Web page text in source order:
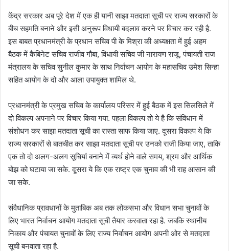
केंद्र सरकार अब पूरे देश में एक ही यानी साझा मतदाता सूची पर राज्य सरकारों के
बीच सहमति बनाने और इसी अनुरूप विधायी बदलाव करने पर विचार कर रही है.
इस बाबत प्रधानमंत्री के प्रधान सचिव पी के मिश्रा की अध्यक्षता में हुई अहम
बैठक में कैबिनेट सचिव राजीव गौबा, विधायी सचिव जी नारायण राजू, पंचायती राज
मंत्रालय के सचिव सुनील कुमार के साथ निर्वाचन आयोग के महासचिव उमेश सिन्हा
सहित आयोग के दो और आला उपायुक्त शामिल थे.
प्रधानमंत्री के प्रमुख सचिव के कार्यालय परिसर में हुई बैठक में इस सिलसिले में
दो विकल्प अपनाने पर विचार किया गया. पहला विकल्प तो ये है कि संविधान में
संशोधन कर साझा मतदाता सूची का रास्ता साफ किया जाए. दूसरा विकल्प ये कि
राज्य सरकारों से बातचीत कर साझा मतदाता सूची पर उनको राजी किया जाए, ताकि
एक तो दो अलग-अलग सूचियां बनाने में व्यर्थ होने वाले समय, श्रम और आर्थिक
बोझ को घटाया जा सके. दूसरा ये कि एक राष्ट्र एक चुनाव की भी राह आसान की
जा सके.
संवैधानिक प्रावधानों के मुताबिक अब तक लोकसभा और विधान सभा चुनावों के
लिए भारत निर्वाचन आयोग मतदाता सूची तैयार करवाता रहा है. जबकि स्थानीय
निकाय और पंचायत चुनावों के लिए राज्य निर्वाचन आयोग अपनी ओर से मतदाता
सूची बनवाता रहा है.